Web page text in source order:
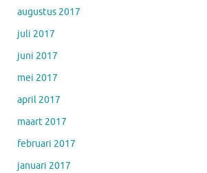
augustus 2017
juli 2017
juni 2017
mei 2017
april 2017
maart 2017
februari 2017
januari 2017